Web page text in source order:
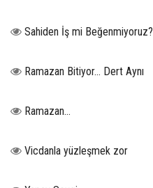
Sahiden İş mi Beğenmiyoruz?
Ramazan Bitiyor… Dert Aynı
Ramazan…
Vicdanla yüzleşmek zor